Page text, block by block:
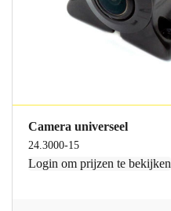
Camera universeel
24.3000-15
Login om prijzen te bekijken